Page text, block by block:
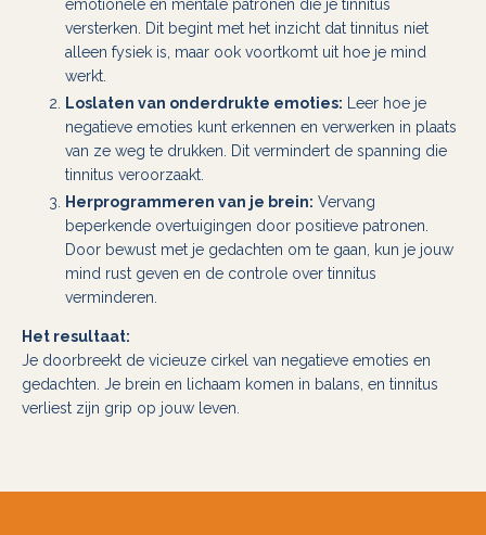
emotionele en mentale patronen die je tinnitus
versterken. Dit begint met het inzicht dat tinnitus niet
alleen fysiek is, maar ook voortkomt uit hoe je mind
werkt.
Loslaten van onderdrukte emoties: Leer hoe je
negatieve emoties kunt erkennen en verwerken in plaats
van ze weg te drukken. Dit vermindert de spanning die
tinnitus veroorzaakt.
Herprogrammeren van je brein: Vervang
beperkende overtuigingen door positieve patronen.
Door bewust met je gedachten om te gaan, kun je jouw
mind rust geven en de controle over tinnitus
verminderen.
Het resultaat:
Je doorbreekt de vicieuze cirkel van negatieve emoties en
gedachten. Je brein en lichaam komen in balans, en tinnitus
verliest zijn grip op jouw leven.